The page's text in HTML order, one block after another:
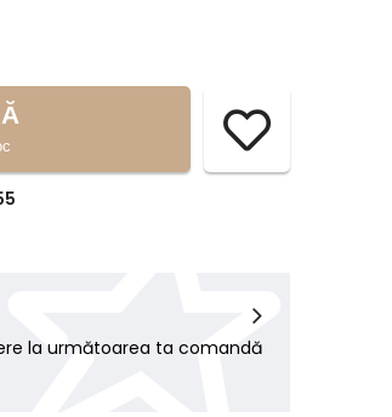
la următoarea ta comandă